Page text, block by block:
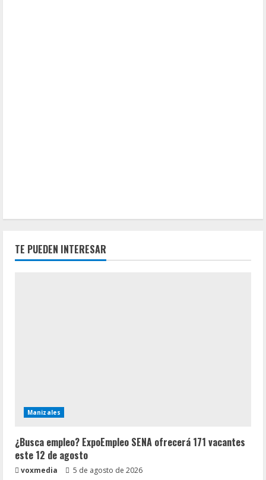
TE PUEDEN INTERESAR
Manizales
¿Busca empleo? ExpoEmpleo SENA ofrecerá 171 vacantes
este 12 de agosto
voxmedia 5 de agosto de 2026